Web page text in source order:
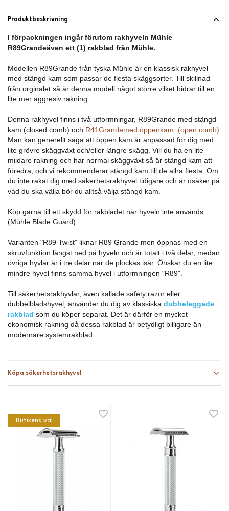
Produktbeskrivning
Köpa säkerhetsrakhyvel
I förpackningen ingår förutom rakhyveln Mühle
R89Grandeäven ett (1) rakblad från Mühle.
Modellen R89Grande från tyska Mühle är en klassisk rakhyvel
med stängd kam som passar de flesta skäggsorter. Till skillnad
från orginalet så är denna modell något större vilket bidrar till en
lite mer aggresiv rakning.
Denna rakhyvel finns i två utformningar, R89Grande med stängd
kam (closed comb) och R41Grandemed öppenkam. (open comb)
Man kan generellt säga att öppen kam är anpassad för dig med
lite grövre skäggväxt och/eller längre skägg. Vill du ha en lite
mildare rakning och har normal skäggväxt så är stängd kam att
föredra, och vi rekommenderar stängd kam till de allra flesta. Om
du inte rakat dig med säkerhetsrakhyvel tidigare och är osäker på
vad du ska välja bör du alltså välja stängd kam.
Köp gärna till ett skydd för rakbladet när hyveln inte används
(Mühle Blade Guard).
Varianten "R89 Twist" liknar R89 Grande men öppnas med en
skruvfunktion längst ned på hyveln och är totalt i två delar, medan
övriga hyvlar är i tre delar när de plockas isär. Önskar du en lite
mindre hyvel finns samma hyvel i utformningen "R89".
Till säkerhetsrakhyvlar, även kallade safety razor eller
dubbelbladshyvel, använder du dig av klassiska dubbeleggade
rakblad som du köper separat. Det är därför en mycket
ekonomisk rakning då dessa rakblad är betydligt billigare än
modernare systemrakblad.
Butikens val